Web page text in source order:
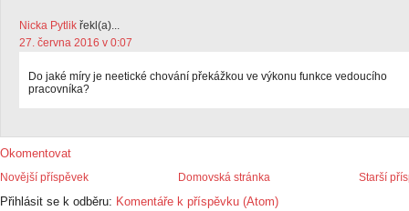
Nicka Pytlik řekl(a)...
27. června 2016 v 0:07
Do jaké míry je neetické chování překážkou ve výkonu funkce vedoucího
pracovníka?
Okomentovat
Novější příspěvek Starší
Domovská stránka
Přihlásit se k odběru: Komentáře k příspěvku (Atom)